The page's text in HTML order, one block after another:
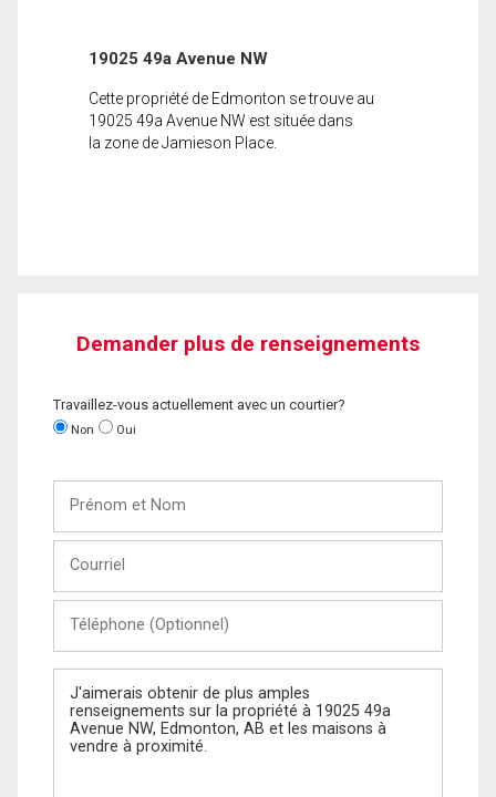
19025 49a Avenue NW
Cette propriété de Edmonton se trouve au
19025 49a Avenue NW est située dans
la zone de Jamieson Place.
Demander plus de renseignements
Travaillez-vous actuellement avec un courtier?
Non Oui
Nom
(Optionnel)
Message